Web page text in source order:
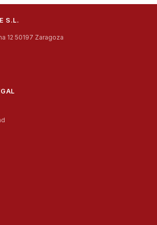
S.L.
12 50197 Zaragoza